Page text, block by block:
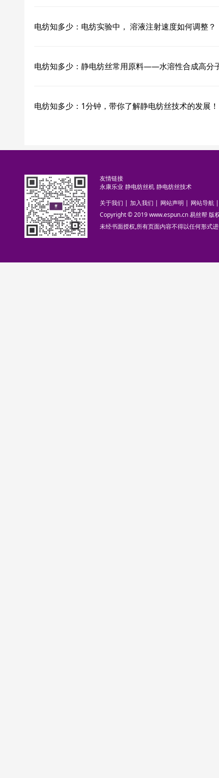
电纺知多少：电纺实验中， 溶液注射速度如何调整？
电纺知多少：静电纺丝常用原料——水溶性合成高分
电纺知多少：1分钟，带你了解静电纺丝技术的发展！
友情链接
永康乐业 静电纺丝机 静电纺丝技术
关于我们 | 加入我们 | 网站声明 | 网站导航 |
Copyright © 2019 www.espun.cn 易丝帮 版
未经书面授权,所有页面内容不得以任何形式